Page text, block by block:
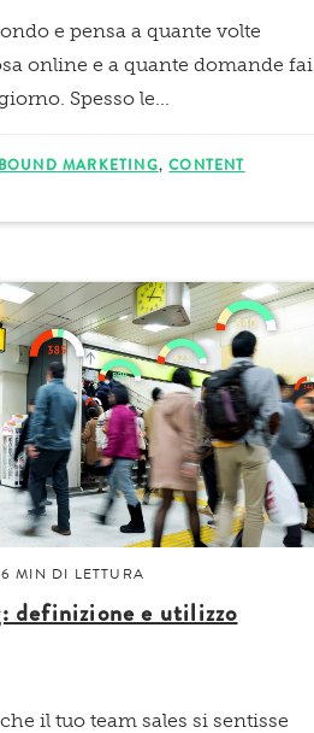
e pensa a quante volte
online e a quante domande fai
Spesso le...
MARKETING,CONTENT
6 MIN DI LETTURA
definizione e utilizzo
il tuo team sales si sentisse